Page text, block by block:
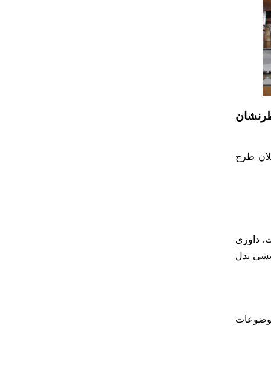
طرح
داوری
بدل